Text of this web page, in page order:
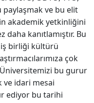
paylaşmak ve bu elit
akademik yetkinliğini
kanıtlamıştır. Bu
iş birliği kültürü
çok
bu gurur
ve idari mesai
ediyor bu tarihi